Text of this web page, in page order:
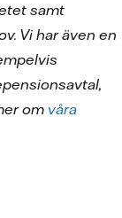
samt
Vi har även en
om våra